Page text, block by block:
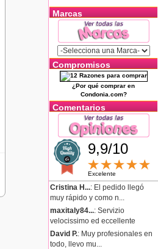
Marcas
Compromisos
¿Por qué comprar en
Condonia.com?
Comentarios
9,9/10
Excelente
Cristina H...: El pedido llegó
muy rápido y como n...
maxitaly84...: Servizio
velocissimo ed eccellente
David P.: Muy profesionales en
todo, llevo mu...